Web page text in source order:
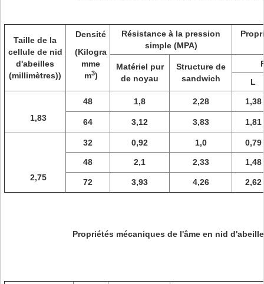
Taille de la
cellule de nid
d'abeilles
(millimètres))
Densité
(Kilogra
mme
m3)
Résistance à la pression
simple (MPA)
Matériel pur
de noyau
Structure de
sandwich
L
1,83
48 1,8 2,28 1,38
64 3,12 3,83 1,81
2,75
32 0,92 1,0 0,79
48 2,1 2,33 1,48
72 3,93 4,26 2,62
Propriétés mécaniques de l'âme en nid